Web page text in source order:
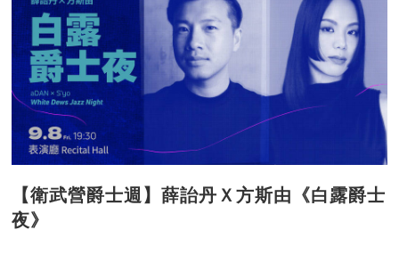
【衛武營爵士週】薛詒丹Ｘ方斯由《白露爵士
夜》